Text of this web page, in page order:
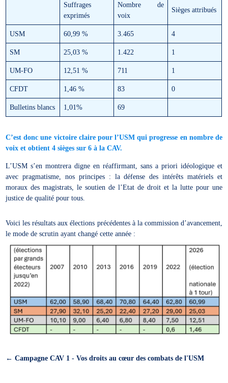
Suffrages
exprimés
Nombre de
voix
Sièges attribués
USM 60,99 % 3.465 4
SM 25,03 % 1.422 1
UM-FO 12,51 % 711 1
CFDT 1,46 % 83 0
Bulletins blancs 1,01% 69
C’est donc une victoire claire pour l’USM qui progresse en nombre de
voix et obtient 4 sièges sur 6 à la CAV.
L’USM s’en montrera digne en réaffirmant, sans a priori idéologique et
avec pragmatisme, nos principes : la défense des intérêts matériels et
moraux des magistrats, le soutien de l’Etat de droit et la lutte pour une
justice de qualité pour tous.
Voici les résultats aux élections précédentes à la commission d’avancement,
le mode de scrutin ayant changé cette année :
←Campagne CAV 1 - Vos droits au cœur des combats de l'USM